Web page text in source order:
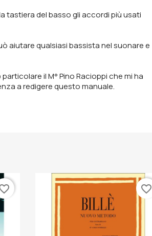
tastiera del basso gli accordi più usati
aiutare qualsiasi bassista nel suonare e
il M° Pino Racioppi che mi ha
a redigere questo manuale.
favorite_border